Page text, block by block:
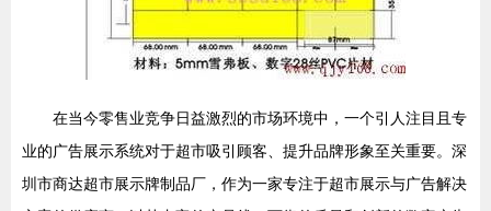
在当今零售业竞争日益激烈的市场环境中，一个引人注目且专
业的广告展示系统对于超市吸引顾客、提升品牌形象至关重要。深
圳市商达超市展示牌制品厂，作为一家专注于超市展示与广告解决